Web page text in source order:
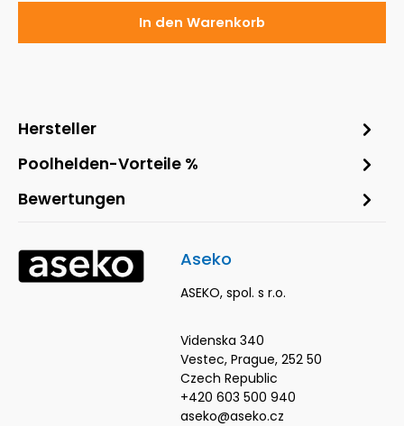
In den Warenkorb
Hersteller
Poolhelden-Vorteile %
Bewertungen
Aseko
ASEKO, spol. s r.o.
Videnska 340
Vestec, Prague, 252 50
Czech Republic
+420 603 500 940
aseko@aseko.cz